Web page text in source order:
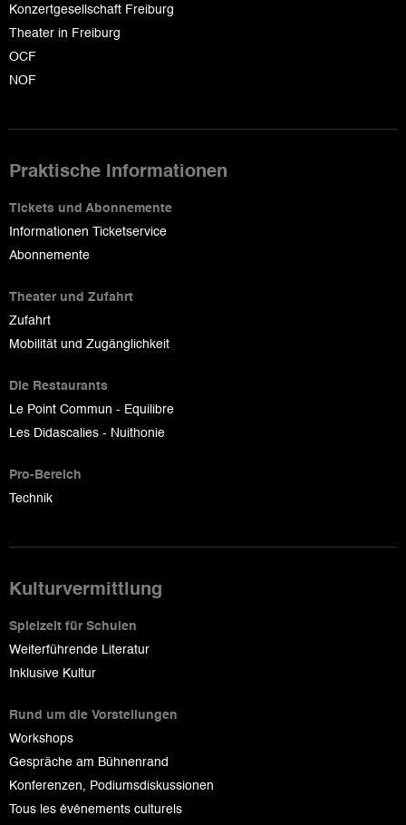
Konzertgesellschaft Freiburg
Theater in Freiburg
OCF
NOF
Praktische Informationen
Tickets und Abonnemente
Informationen Ticketservice
Abonnemente
Theater und Zufahrt
Zufahrt
Mobilität und Zugänglichkeit
Die Restaurants
Le Point Commun - Equilibre
Les Didascalies - Nuithonie
Pro-Bereich
Technik
Kulturvermittlung
Spielzeit für Schulen
Weiterführende Literatur
Inklusive Kultur
Rund um die Vorstellungen
Workshops
Gespräche am Bühnenrand
Konferenzen, Podiumsdiskussionen
Tous les événements culturels